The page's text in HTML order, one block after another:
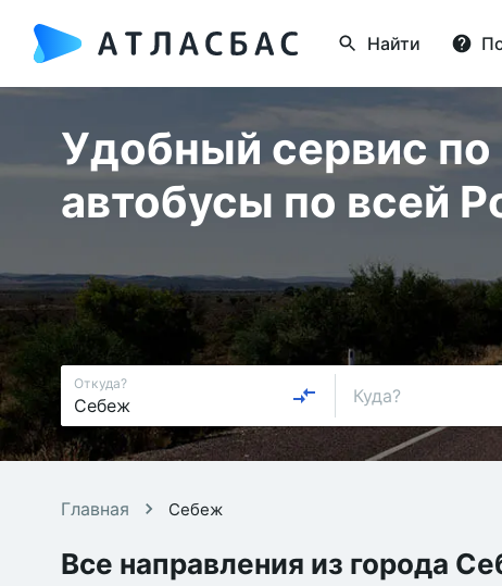
Найти
Удобный сервис по
автобусы по всей
Откуда?
Куда?
Главная Себеж
Все направления из города